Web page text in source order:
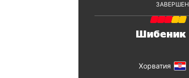
ЗАВЕРШЕН
Шибеник
Хорватия